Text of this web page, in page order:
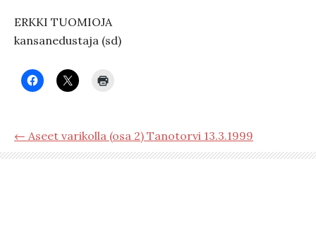
ERKKI TUOMIOJA
kansanedustaja (sd)
← Aseet varikolla (osa 2) Tanotorvi 13.3.1999